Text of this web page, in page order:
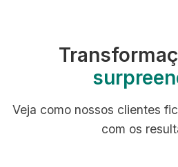
Veja como nossos clientes
com os